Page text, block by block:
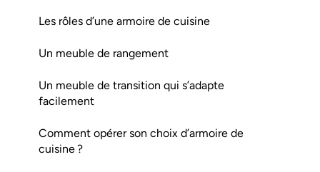
Les rôles d’une armoire de cuisine
Un meuble de rangement
Un meuble de transition qui s’adapte
facilement
Comment opérer son choix d’armoire de
cuisine ?